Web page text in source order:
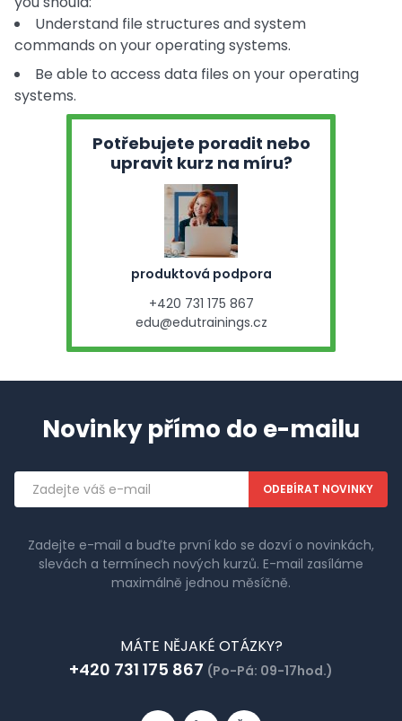
Understand file structures and system
commands on your operating systems.
Be able to access data files on your operating
systems.
Potřebujete poradit nebo
upravit kurz na míru?
produktová podpora
+420 731 175 867
edu@edutrainings.cz
Novinky přímo do e-mailu
Emailová
adresa
Zadejte e-mail a buďte první kdo se dozví o novinkách,
slevách a termínech nových kurzů. E-mail zasíláme
maximálně jednou měsíčně.
MÁTE NĚJAKÉ OTÁZKY?
+420 731 175 867 (Po-Pá: 09-17hod.)